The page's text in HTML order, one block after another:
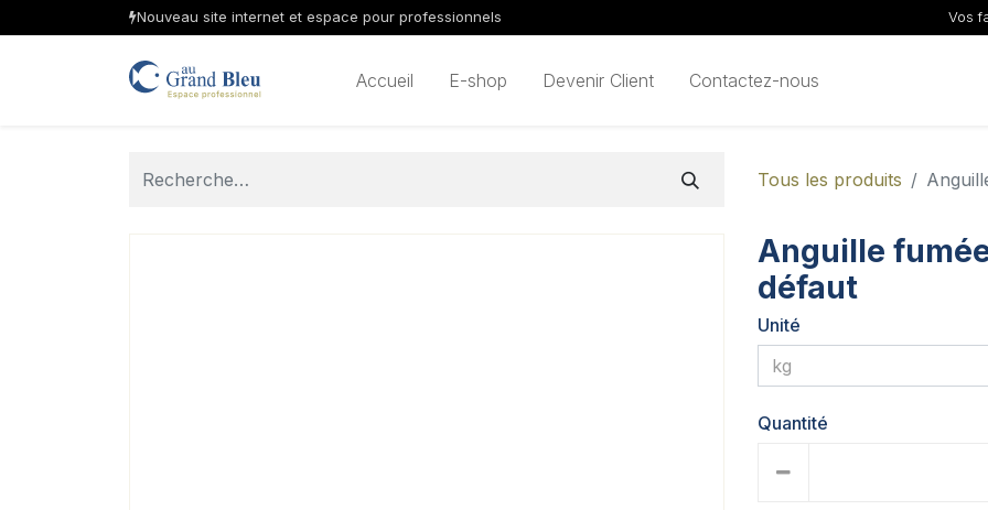
Nouveau site internet et espace pour professionnels Vos
Accueil E-shop Devenir Client Contactez-nous
Tous les produits
Anguille
défaut
Unité
Quantité